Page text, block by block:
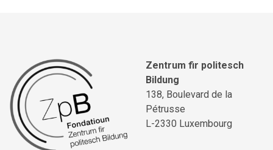
Zentrum fir politesch
Bildung
138, Boulevard de la
Pétrusse
L-2330 Luxembourg